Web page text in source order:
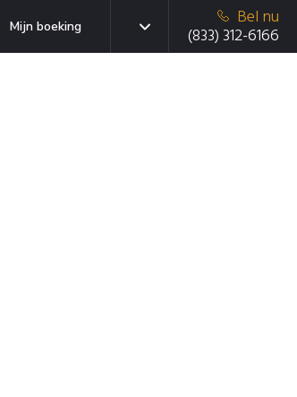
Mijn boeking
Bel nu
(833) 312-6166